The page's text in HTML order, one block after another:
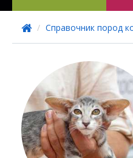
/ Справочник пород